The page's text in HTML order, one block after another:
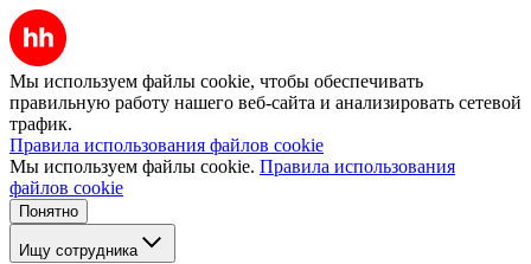
Мы используем файлы cookie, чтобы обеспечивать
правильную работу нашего веб-сайта и анализировать сетевой
трафик.
Правила использования файлов cookie
Мы используем файлы cookie. Правила использования
файлов cookie
Понятно
Ищу сотрудника